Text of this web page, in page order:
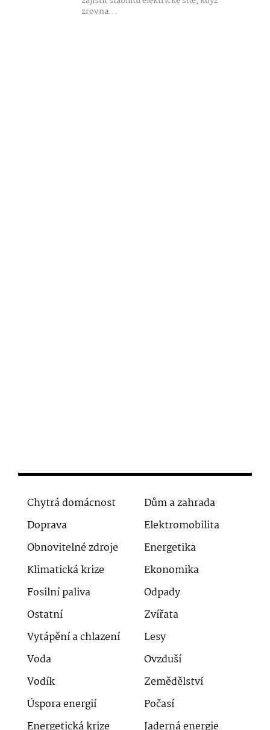
zrovna...
Chytrá domácnost
Dům a zahrada
Doprava
Elektromobilita
Obnovitelné zdroje
Energetika
Klimatická krize
Ekonomika
Fosilní paliva
Odpady
Ostatní
Zvířata
Vytápění a chlazení
Lesy
Voda
Ovzduší
Vodík
Zemědělství
Úspora energií
Počasí